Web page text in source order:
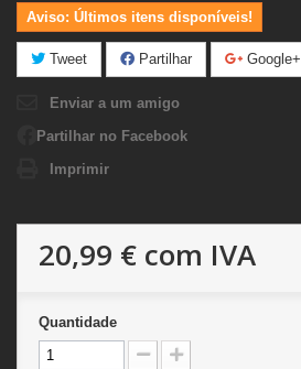
Aviso: Últimos itens disponíveis!
Tweet Partilhar Google+
Enviar a um amigo
Partilhar no Facebook
Imprimir
20,99 € com IVA
Quantidade